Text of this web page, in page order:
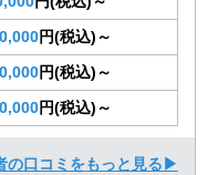
円(税込)～
円(税込)～
円(税込)～
の口コミをもっと見る▶